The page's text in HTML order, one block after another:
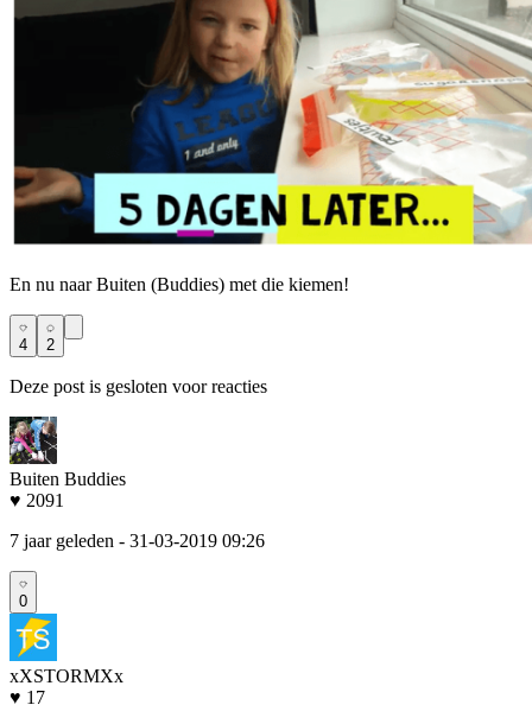
En nu naar Buiten (Buddies) met die kiemen!
4 2
Deze post is gesloten voor reacties
Buiten Buddies
♥ 2091
7 jaar geleden - 31-03-2019 09:26
0
xXSTORMXx
♥ 17